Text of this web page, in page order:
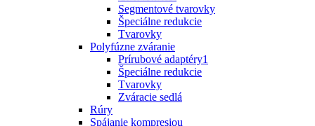
Segmentové tvarovky
Špeciálne redukcie
Tvarovky
Polyfúzne zváranie
Prírubové adaptéry1
Špeciálne redukcie
Tvarovky
Zváracie sedlá
Rúry
Spájanie kompresiou